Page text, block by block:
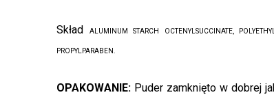
SkładALUMINUM STARCH OCTENYLSUCCINATE,
PROPYLPARABEN.
OPAKOWANIE: Puder zamknięto w dobrej